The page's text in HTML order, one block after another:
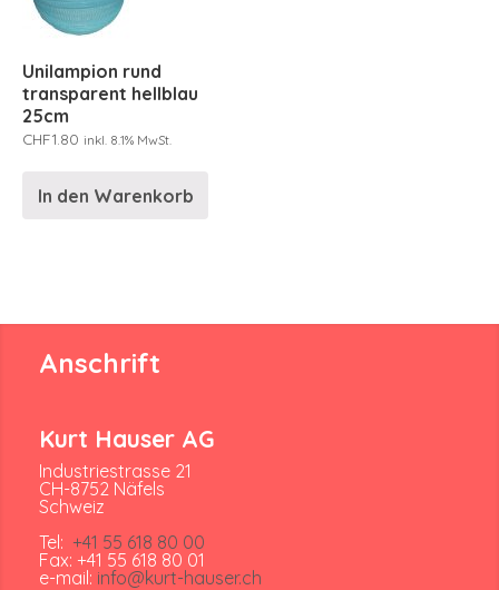
Unilampion rund
transparent hellblau
25cm
CHF1.80 inkl. 8.1% MwSt.
In den Warenkorb
Anschrift
Kurt Hauser AG
Industriestrasse 21
CH-8752 Näfels
Schweiz
Tel: +41 55 618 80 00
Fax: +41 55 618 80 01
e-mail: info@kurt-hauser.ch